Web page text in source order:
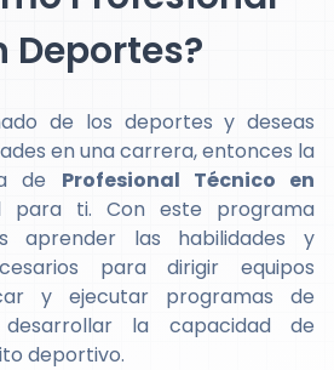
Deportes?
de los deportes y deseas
en una carrera, entonces la
de Profesional Técnico en
para ti. Con este programa
aprender las habilidades y
para dirigir equipos
y ejecutar programas de
la capacidad de
deportivo.